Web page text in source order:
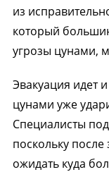
из
который
угрозы цунами,
Эвакуация идет
цунами уже
Специалисты
поскольку после
ожидать куда